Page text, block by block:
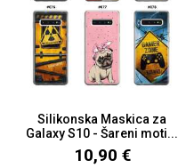
Silikonska Maskica za
Galaxy S10 - Šareni moti...
10,90 €